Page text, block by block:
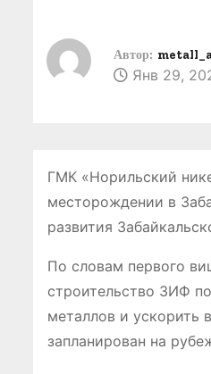
Автор:
Янв 29,
ГМК «Норильский
месторождении в
развития
По словам первого
строительство ЗИФ
металлов и ускорить
запланирован на